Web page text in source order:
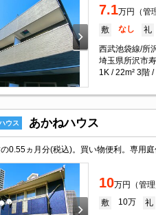
7.1万円（管
敷 なし 礼
西武池袋線/所
埼玉県所沢市
1K / 22m² 3階
ウス あかねハウス
0.55ヵ月分(税込)。買い物便利。専用
10万円（管理
敷 10万 礼